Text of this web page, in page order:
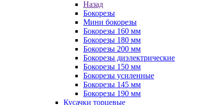
Назад
Бокорезы
Мини бокорезы
Бокорезы 160 мм
Бокорезы 180 мм
Бокорезы 200 мм
Бокорезы диэлектрические
Бокорезы 150 мм
Бокорезы усиленные
Бокорезы 145 мм
Бокорезы 190 мм
Кусачки торцевые